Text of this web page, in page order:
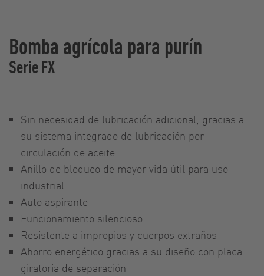
Bomba agrícola para purín
Serie FX
Sin necesidad de lubricación adicional, gracias a
su sistema integrado de lubricación por
circulación de aceite
Anillo de bloqueo de mayor vida útil para uso
industrial
Auto aspirante
Funcionamiento silencioso
Resistente a impropios y cuerpos extraños
Ahorro energético gracias a su diseño con placa
giratoria de separación